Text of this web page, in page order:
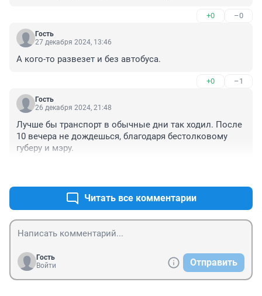
+0 –0
Гость
27 декабря 2024, 13:46
А кого-то развезет и без автобуса.
+0 –1
Гость
26 декабря 2024, 21:48
Лучше бы транспорт в обычные дни так ходил. После
10 вечера не дождешься, благодаря бестолковому
губеру и мэру.
Читать все комментарии
Гость
Войти
Отправить